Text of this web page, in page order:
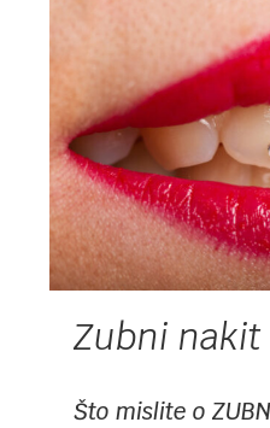
Zubni nakit
Što mislite o